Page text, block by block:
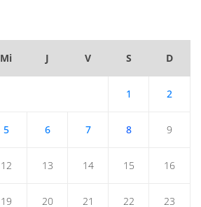
Mi J V S D
1 2
5 6 7 8 9
12 13 14 15 16
19 20 21 22 23